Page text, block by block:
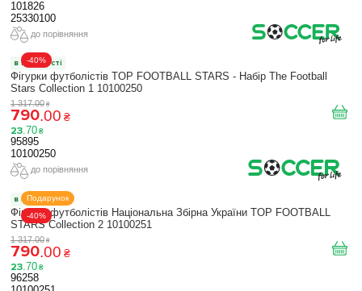
101826
25330100
до порівняння
-40%
в наявності
Фігурки футболістів TOP FOOTBALL STARS - Набір The Football
Stars Collection 1 10100250
1 317.00 ₴
790.00 ₴
23.70 ₴
95895
10100250
до порівняння
Подарунок
-40%
в наявності
Фігурки футболістів Національна Збірна України TOP FOOTBALL
STARS Collection 2 10100251
1 317.00 ₴
790.00 ₴
23.70 ₴
96258